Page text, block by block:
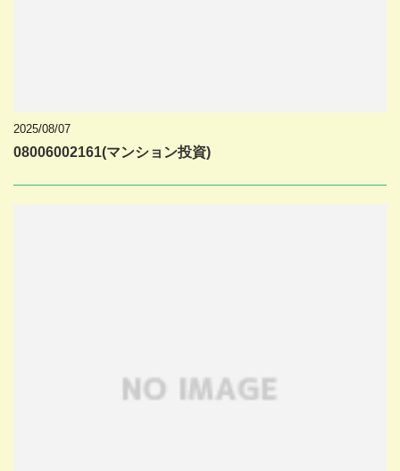
2025/08/07
08006002161(マンション投資)